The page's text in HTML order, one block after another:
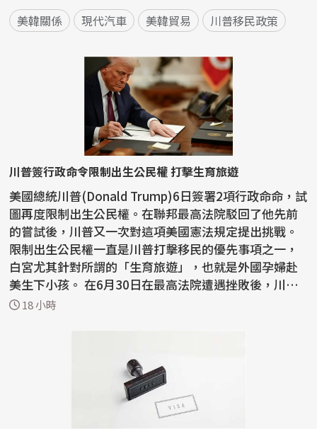
美韓關係 現代汽車 美韓貿易 川普移民政策
川普簽行政命令限制出生公民權 打擊生育旅遊
美國總統川普(Donald Trump)6日簽署2項行政命命，試
圖再度限制出生公民權。在聯邦最高法院駁回了他先前
的嘗試後，川普又一次對這項美國憲法規定提出挑戰。
限制出生公民權一直是川普打擊移民的優先事項之一，
白宮尤其針對所謂的「生育旅遊」，也就是外國孕婦赴
美生下小孩。 在6月30日在最高法院遭遇挫敗後，川普
已...18 小時